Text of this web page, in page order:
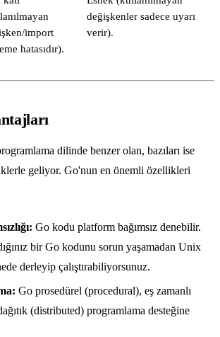
import
hatasıdır).
değişkenler sadece uyarı
verir).
dilinde benzer olan, bazıları ise
geliyor. Go'nun en önemli özellikleri
Go kodu platform bağımsız denebilir.
bir Go kodunu sorun yaşamadan Unix
derleyip çalıştırabiliyorsunuz.
Go prosedürel (procedural), eş zamanlı
(distributed) programlama desteğine